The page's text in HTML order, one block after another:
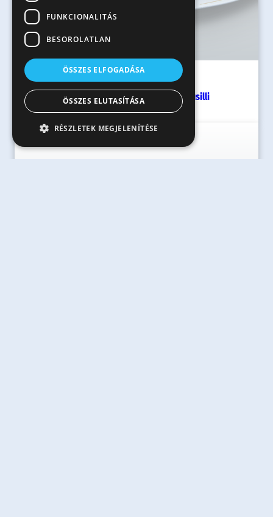
Sok zöldséges, csicseriborsós Fusilli
FUNKCIONALITÁS
BESOROLATLAN
ÖSSZES ELFOGADÁSA
ÖSSZES ELUTASÍTÁSA
RÉSZLETEK MEGJELENÍTÉSE